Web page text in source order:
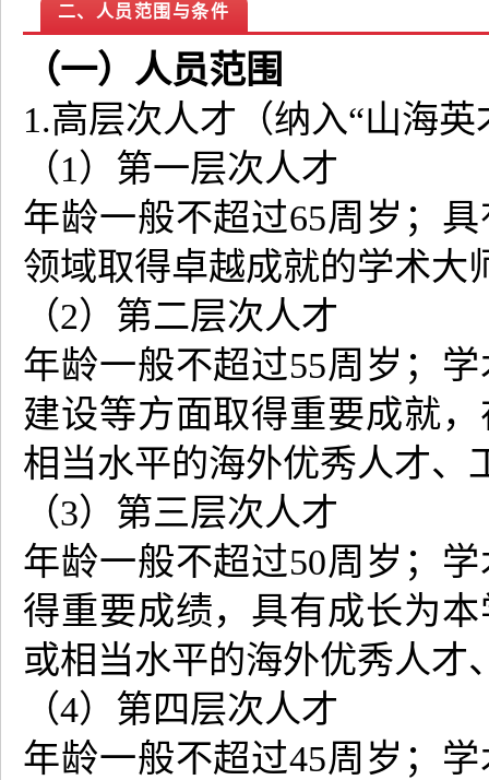
二、人员范围与条件
（一）人员范围
1.高层次人才（纳入“山海
（1）第一层次人才
年龄一般不超过65周岁；
领域取得卓越成就的学术大
（2）第二层次人才
年龄一般不超过55周岁；
建设等方面取得重要成就
相当水平的海外优秀人才、
（3）第三层次人才
年龄一般不超过50周岁；
得重要成绩，具有成长为
或相当水平的海外优秀人才
（4）第四层次人才
年龄一般不超过45周岁；